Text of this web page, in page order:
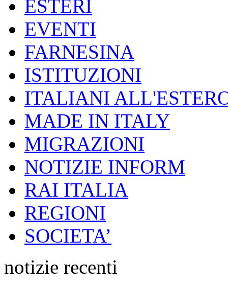
ESTERI
EVENTI
FARNESINA
ISTITUZIONI
ITALIANI
MADE IN ITALY
MIGRAZIONI
NOTIZIE INFORM
RAI ITALIA
REGIONI
SOCIETA’
notizie recenti